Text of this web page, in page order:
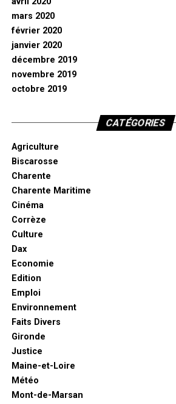
mars 2020
février 2020
janvier 2020
décembre 2019
novembre 2019
octobre 2019
CATÉGORIES
Agriculture
Biscarosse
Charente
Charente Maritime
Cinéma
Corrèze
Culture
Dax
Economie
Edition
Emploi
Environnement
Faits Divers
Gironde
Justice
Maine-et-Loire
Météo
Mont-de-Marsan